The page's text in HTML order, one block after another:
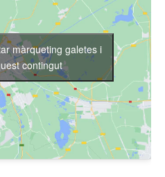
màrqueting galetes i
contingut